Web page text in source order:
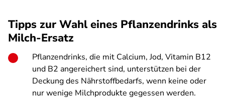
Tipps zur Wahl eines Pflanzendrinks als
Milch-Ersatz
Pflanzendrinks, die mit Calcium, Jod, Vitamin B12
und B2 angereichert sind, unterstützen bei der
Deckung des Nährstoffbedarfs, wenn keine oder
nur wenige Milchprodukte gegessen werden.